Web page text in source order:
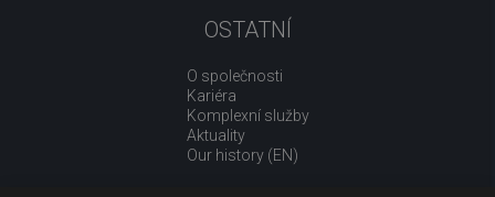
OSTATNÍ
O společnosti
Kariéra
Komplexní služby
Aktuality
Our history (EN)